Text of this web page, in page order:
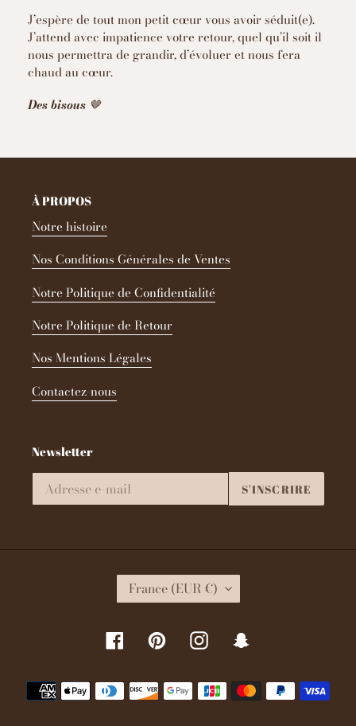
J’espère de tout mon petit cœur vous avoir séduit(e).
J’attend avec impatience votre retour, quel qu’il soit il
nous permettra de grandir, d’évoluer et nous fera
chaud au cœur.
Des bisous 🤎
À PROPOS
Notre histoire
Nos Conditions Générales de Ventes
Notre Politique de Confidentialité
Notre Politique de Retour
Nos Mentions Légales
Contactez-nous
Newsletter
S'INSCRIRE
P
A
S
/
É
G
France (EUR €)
FacebookPinterestInstagram
Moyens
de